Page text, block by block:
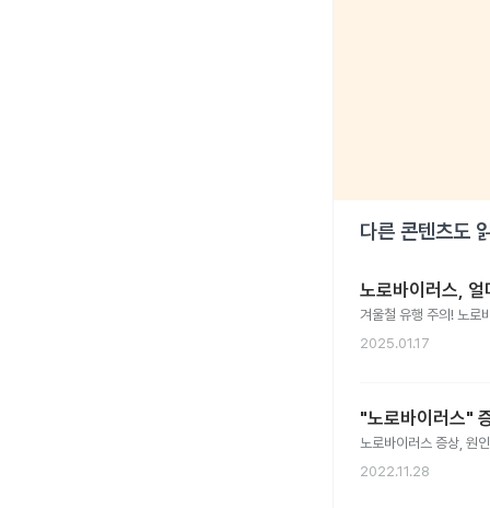
다른 콘텐츠도
노로바이러스,
겨울철 유행 주의! 노로
2025.01.17
"노로바이러스"
노로바이러스 증상, 원
2022.11.28